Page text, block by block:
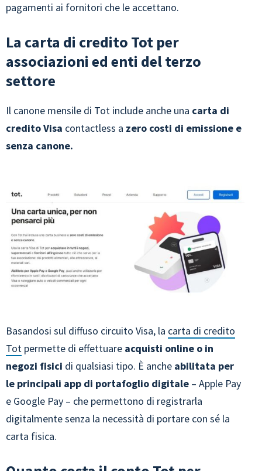
pagamenti ai fornitori che le accettano.
La carta di credito Tot per
associazioni ed enti del terzo
settore
Il canone mensile di Tot include anche una carta di
credito Visa contactless a zero costi di emissione e
senza canone.
Basandosi sul diffuso circuito Visa, la carta di credito
Tot permette di effettuare acquisti online o in
negozi fisici di qualsiasi tipo. È anche abilitata per
le principali app di portafoglio digitale – Apple Pay
e Google Pay – che permettono di registrarla
digitalmente senza la necessità di portare con sé la
carta fisica.